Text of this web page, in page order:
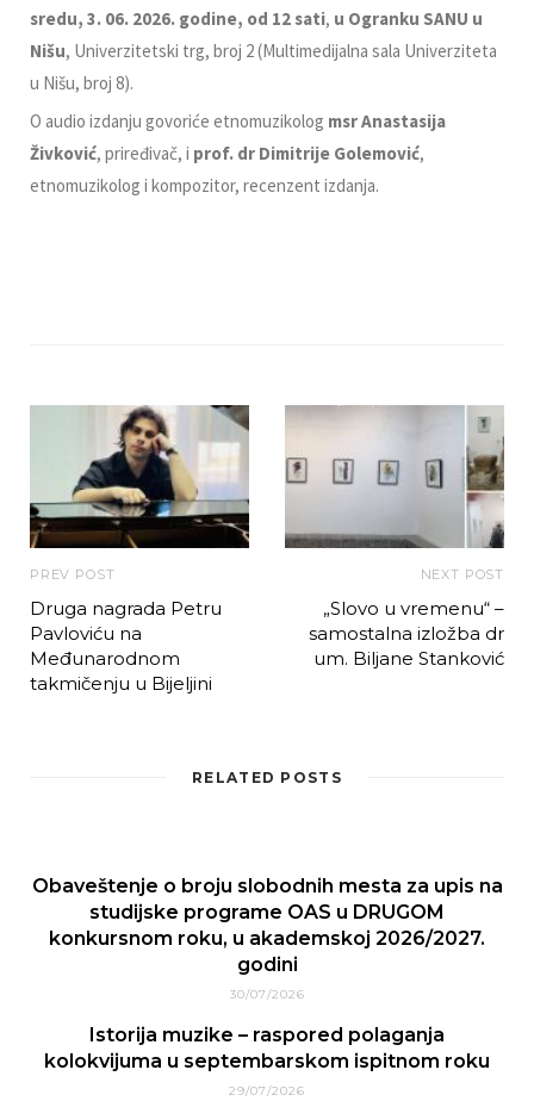
sredu, 3. 06. 2026. godine, od 12 sati, u Ogranku SANU u
Nišu, Univerzitetski trg, broj 2 (Multimedijalna sala Univerziteta
u Nišu, broj 8).
O audio izdanju govoriće etnomuzikolog msr Anastasija
Živković, priređivač, i prof. dr Dimitrije Golemović,
etnomuzikolog i kompozitor, recenzent izdanja.
PREV POST
Druga nagrada Petru
Pavloviću na
Međunarodnom
takmičenju u Bijeljini
NEXT POST
„Slovo u vremenu“ –
samostalna izložba dr
um. Biljane Stanković
RELATED POSTS
Obaveštenje o broju slobodnih mesta za upis na
studijske programe OAS u DRUGOM
konkursnom roku, u akademskoj 2026/2027.
godini
30/07/2026
Istorija muzike – raspored polaganja
kolokvijuma u septembarskom ispitnom roku
29/07/2026